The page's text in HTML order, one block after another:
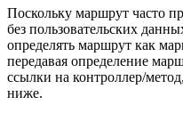
Поскольку маршрут часто
без пользовательских
определять маршрут как
передавая определение
ссылки на контроллер/
ниже.